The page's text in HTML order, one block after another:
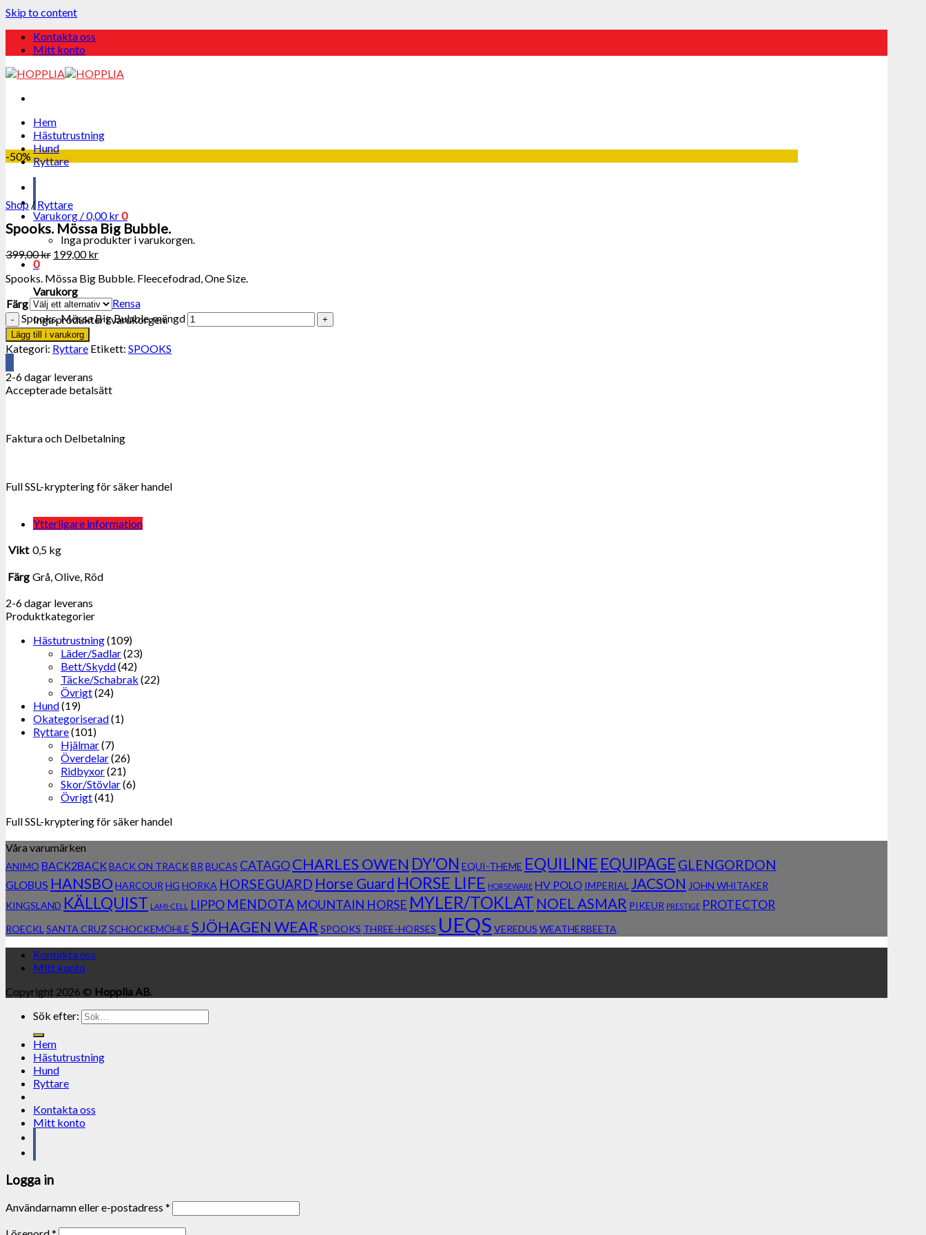
Skip to content
Kontakta oss
Mitt konto
Hem
Hästutrustning
Hund
Ryttare
Varukorg /0,00kr0
Inga produkter i varukorgen.
0
Varukorg
Inga produkter i varukorgen.
-50%
Shop / Ryttare
Spooks. Mössa Big Bubble.
399,00kr 199,00kr
Spooks. Mössa Big Bubble. Fleecefodrad, One Size.
Färg
Rensa
Spooks. Mössa Big Bubble. mängd
Lägg till i varukorg
Kategori: Ryttare Etikett: SPOOKS
2-6 dagar leverans
Accepterade betalsätt
Faktura och Delbetalning
Full SSL-kryptering för säker handel
Ytterligare information
Vikt 0,5 kg
Färg Grå, Olive, Röd
2-6 dagar leverans
Produktkategorier
Hästutrustning(109)
Läder/Sadlar(23)
Bett/Skydd(42)
Täcke/Schabrak (22)
Övrigt(24)
Hund(19)
Okategoriserad(1)
Ryttare(101)
Hjälmar(7)
Överdelar(26)
Ridbyxor(21)
Skor/Stövlar(6)
Övrigt(41)
Full SSL-kryptering för säker handel
Våra varumärken
ANIMO BACK2BACKBACK ON TRACK BR BUCAS CATAGOCHARLES OWEN DY'ON EQUI-THEME EQUILINE EQUIPAGE GLENGORDON
GLOBUS HANSBO HARCOUR HG HORKA HORSEGUARD Horse Guard HORSE LIFE HORSEWARE HV POLO IMPERIAL JACSON JOHN WHITAKER
KINGSLAND KÄLLQUIST LAMI-CELL LIPPO MENDOTA MOUNTAIN HORSE MYLER/TOKLAT NOEL ASMAR PIKEUR PRESTIGE PROTECTOR
ROECKL SANTA CRUZSCHOCKEMÖHLE SJÖHAGEN WEAR SPOOKS THREE-HORSES UEQS VEREDUS WEATHERBEETA
Kontakta oss
Mitt konto
Copyright 2026 © Hopplia AB.
Sök efter:
Hem
Hästutrustning
Hund
Ryttare
Kontakta oss
Mitt konto
Logga in
Användarnamn eller e-postadress *